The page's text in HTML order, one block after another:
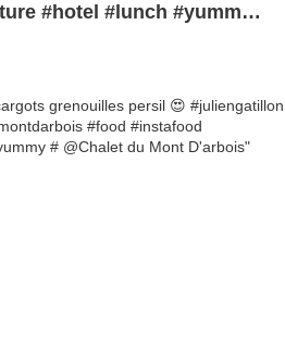
#hotel #lunch #yummy